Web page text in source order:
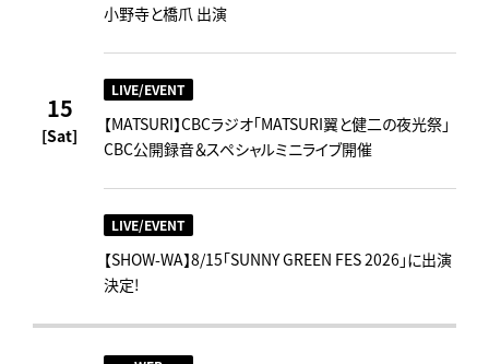
15
[Sat]
小野寺と橋爪 出演
LIVE/EVENT
【MATSURI】CBCラジオ「MATSURI翼と健二の夜光祭」
CBC公開録音＆スペシャルミニライブ開催
LIVE/EVENT
【SHOW-WA】8/15「SUNNY GREEN FES 2026」に出演
決定!